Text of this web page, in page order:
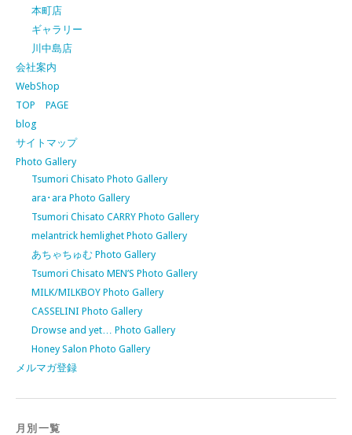
本町店
ギャラリー
川中島店
会社案内
WebShop
TOP PAGE
blog
サイトマップ
Photo Gallery
Tsumori Chisato Photo Gallery
ara･ara Photo Gallery
Tsumori Chisato CARRY Photo Gallery
melantrick hemlighet Photo Gallery
あちゃちゅむ Photo Gallery
Tsumori Chisato MEN’S Photo Gallery
MILK/MILKBOY Photo Gallery
CASSELINI Photo Gallery
Drowse and yet… Photo Gallery
Honey Salon Photo Gallery
メルマガ登録
月別一覧